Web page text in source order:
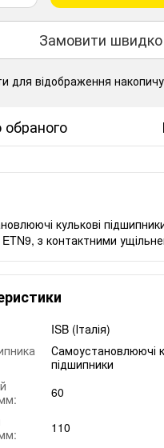
Замовити швидко
для відображення
кулькові
ETN9, з контактними
ISB (Італія)
Самоустановлюючі
підшипники
60
110